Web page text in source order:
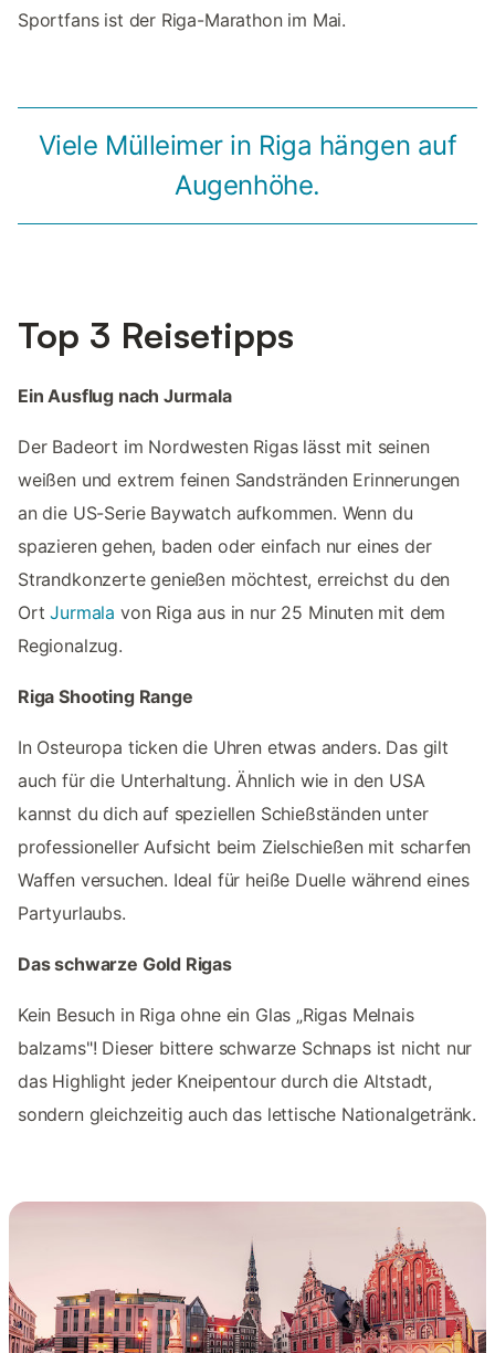
Sportfans ist der Riga-Marathon im Mai.
Viele Mülleimer in Riga hängen auf
Augenhöhe.
Top 3 Reisetipps
Ein Ausflug nach Jurmala
Der Badeort im Nordwesten Rigas lässt mit seinen
weißen und extrem feinen Sandstränden Erinnerungen
an die US-Serie Baywatch aufkommen. Wenn du
spazieren gehen, baden oder einfach nur eines der
Strandkonzerte genießen möchtest, erreichst du den
OrtJurmala von Riga aus in nur 25 Minuten mit dem
Regionalzug.
Riga Shooting Range
In Osteuropa ticken die Uhren etwas anders. Das gilt
auch für die Unterhaltung. Ähnlich wie in den USA
kannst du dich auf speziellen Schießständen unter
professioneller Aufsicht beim Zielschießen mit scharfen
Waffen versuchen. Ideal für heiße Duelle während eines
Partyurlaubs.
Das schwarze Gold Rigas
Kein Besuch in Riga ohne ein Glas „Rigas Melnais
balzams"! Dieser bittere schwarze Schnaps ist nicht nur
das Highlight jeder Kneipentour durch die Altstadt,
sondern gleichzeitig auch das lettische Nationalgetränk.